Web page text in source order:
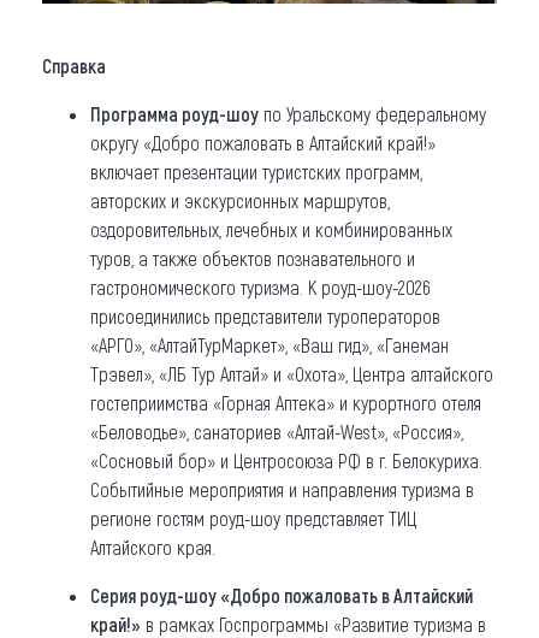
Справка
Программа роуд-шоу по Уральскому федеральному
округу «Добро пожаловать в Алтайский край!»
включает презентации туристских программ,
авторских и экскурсионных маршрутов,
оздоровительных, лечебных и комбинированных
туров, а также объектов познавательного и
гастрономического туризма. К роуд-шоу-2026
присоединились представители туроператоров
«АРГО», «АлтайТурМаркет», «Ваш гид», «Ганеман
Трэвел», «ЛБ Тур Алтай» и «Охота», Центра алтайского
гостеприимства «Горная Аптека» и курортного отеля
«Беловодье», санаториев «Алтай-West», «Россия»,
«Сосновый бор» и Центросоюза РФ в г. Белокуриха.
Событийные мероприятия и направления туризма в
регионе гостям роуд-шоу представляет ТИЦ
Алтайского края.
Серия роуд-шоу «Добро пожаловать в Алтайский
край!» в рамках Госпрограммы «Развитие туризма в